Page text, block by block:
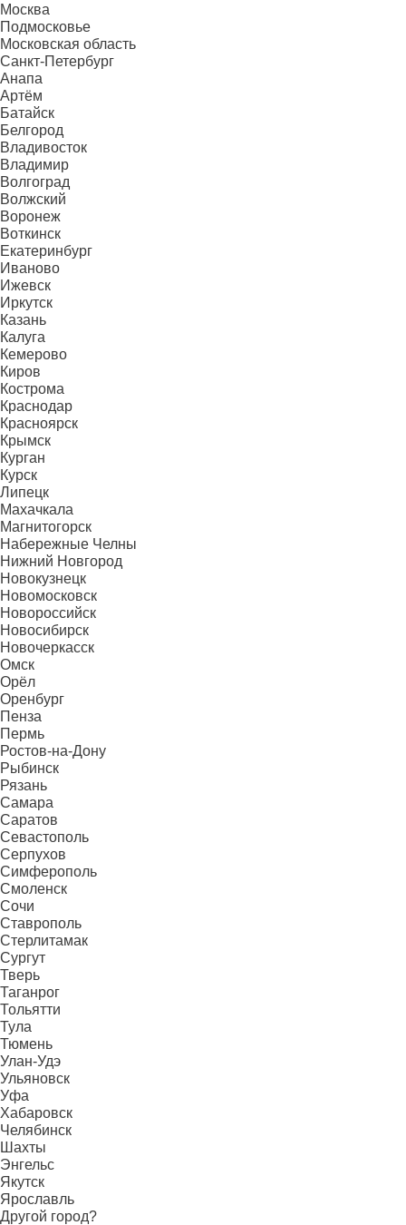
Москва
Подмосковье
Московская область
Санкт-Петербург
Анапа
Артём
Батайск
Белгород
Владивосток
Владимир
Волгоград
Волжский
Воронеж
Воткинск
Екатеринбург
Иваново
Ижевск
Иркутск
Казань
Калуга
Кемерово
Киров
Кострома
Краснодар
Красноярск
Крымск
Курган
Курск
Липецк
Махачкала
Магнитогорск
Набережные Челны
Нижний Новгород
Новокузнецк
Новомосковск
Новороссийск
Новосибирск
Новочеркасск
Омск
Орёл
Оренбург
Пенза
Пермь
Ростов-на-Дону
Рыбинск
Рязань
Самара
Саратов
Севастополь
Серпухов
Симферополь
Смоленск
Сочи
Ставрополь
Стерлитамак
Сургут
Тверь
Таганрог
Тольятти
Тула
Тюмень
Улан-Удэ
Ульяновск
Уфа
Хабаровск
Челябинск
Шахты
Энгельс
Якутск
Ярославль
Другой город?